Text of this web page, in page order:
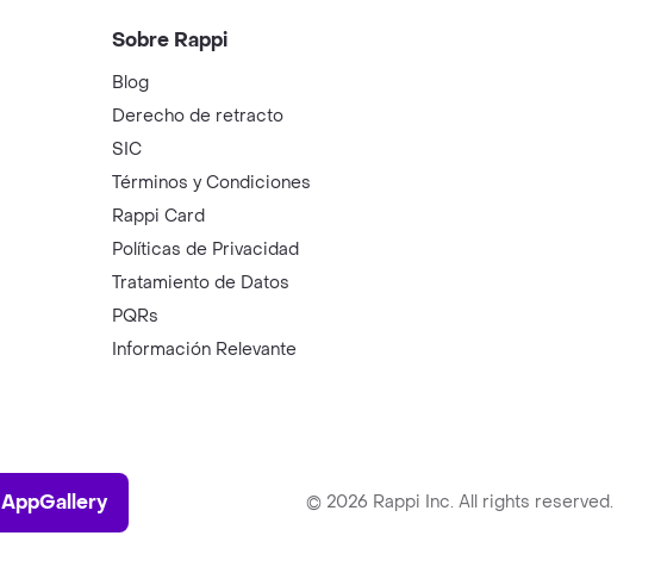
Sobre Rappi
Blog
Derecho de retracto
SIC
Términos y Condiciones
Rappi Card
Políticas de Privacidad
Tratamiento de Datos
PQRs
Información Relevante
AppGallery
AppGallery © 2026 Rappi Inc. All rights reserved.